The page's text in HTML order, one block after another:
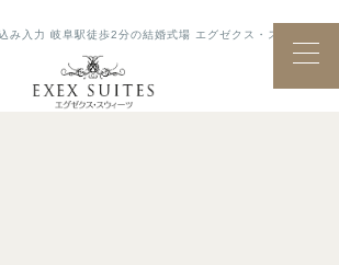
み入力 岐阜駅徒歩2分の結婚式場 エグゼクス・スウィーツ